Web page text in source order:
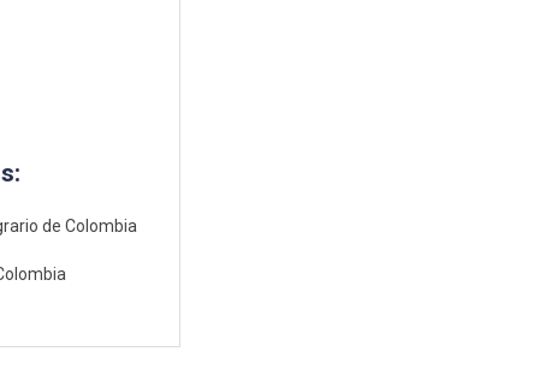
de Colombia